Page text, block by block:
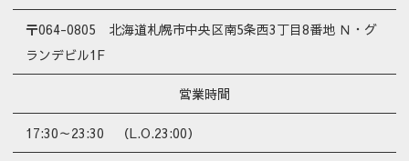
〒064-0805 北海道札幌市中央区南5条西3丁目8番地 Ｎ・グ
ランデビル1F
営業時間
17:30～23:30 （L.O.23:00）